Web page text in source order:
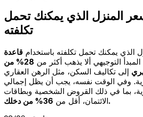
المنزل الذي يمكنك تحمل
تكلفته
الذي يمكنك تحمل تكلفته باستخدام قاعدة
التوجيهي ألا يذهب أكثر من
28% من
إلى تكاليف السكن، مثل الرهن العقاري
وفي الوقت نفسه، يجب أن يظل إجمالي
بما في ذلك القروض الشخصية وبطاقات
الائتمان، أقل من36% من دخلك.